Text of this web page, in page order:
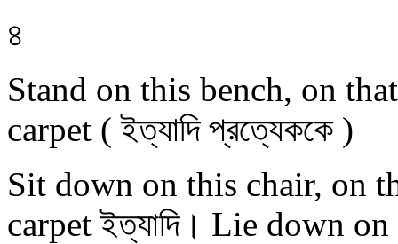
৪
Stand on this bench, on
carpet ( ইত্যাদি প্রত্যেককে )
Sit down on this chair, on
carpet ইত্যাদি। Lie down